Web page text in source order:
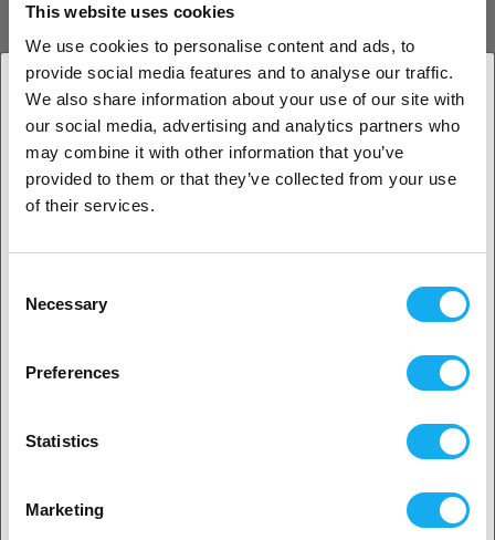
This website uses cookies
We use cookies to personalise content and ads, to
provide social media features and to analyse our traffic.
We also share information about your use of our site with
our social media, advertising and analytics partners who
may combine it with other information that you’ve
provided to them or that they’ve collected from your use
of their services.
Selection
Necessary
Preferences
Statistics
Marketing
Veelzijdig inzetbaar op platen en materialen
Deze lijm ondersteunt PLA, ABS, PETG, PET, TPU en ASA en werkt
met koude, hoge temperatuur- en gestructureerde PEI-platen.
Ideaal voor materialen die snel kromtrekken zoals ABS en PETG.
Milieuvriendelijk en veilig
De milieuvriendelijke formule heeft een lage geur en is onschadelijk
voor gebruikers. Laat minder resten achter dan een lijmstift – voor
Reinig en droog het printbed.
Verwarm het bed en start de print.
Breng niet te vaak opnieuw aan; verhoog de bedtemperatuur
1. Ben je een zakelijke of een particuliere klant?
Zakelijke klant
Particuliere klant